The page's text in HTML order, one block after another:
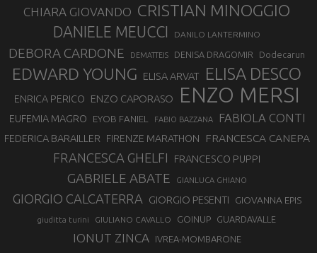
CHIARA GIOVANDO CRISTIAN MINOGGIO
DANIELE MEUCCI DANILO LANTERMINO
DEBORA CARDONE DEMATTEIS DENISA DRAGOMIR Dodecarun
EDWARD YOUNG ELISA ARVAT ELISA DESCO
ENRICA PERICO ENZO CAPORASO ENZO MERSI
EUFEMIA MAGRO EYOB FANIEL FABIO BAZZANA FABIOLA CONTI
FEDERICA BARAILLER FIRENZE MARATHON FRANCESCA CANEPA
FRANCESCA GHELFI FRANCESCO PUPPI
GABRIELE ABATE GIANLUCA GHIANO
GIORGIO CALCATERRA GIORGIO PESENTI GIOVANNA EPIS
giuditta turini GIULIANO CAVALLO GOINUP GUARDAVALLE
IONUT ZINCA IVREA-MOMBARONE